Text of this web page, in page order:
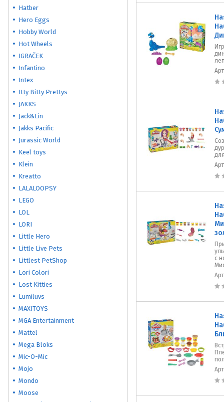
Hatber
Hero Eggs
Hobby World
Hot Wheels
IGRAČEK
Infantino
Intex
Itty Bitty Prettys
JAKKS
Jack&Lin
Jakks Pacific
Jurassic World
Keel toys
Klein
Kreatto
LALALOOPSY
LEGO
LOL
LORI
Little Hero
Little Live Pets
Littlest PetShop
Lori Colori
Lost Kitties
Lumiluvs
MAXITOYS
MGA Entertainment
Mattel
Mega Bloks
Mic-O-Mic
Mojo
Mondo
Moose
с